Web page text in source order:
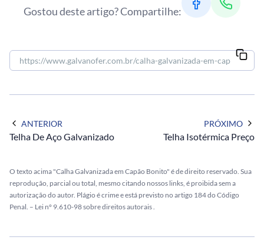
Gostou deste artigo? Compartilhe:
ANTERIOR
Telha De Aço Galvanizado
PRÓXIMO
Telha Isotérmica Preço
O texto acima "Calha Galvanizada em Capão Bonito" é de direito reservado. Sua
reprodução, parcial ou total, mesmo citando nossos links, é proibida sem a
autorização do autor. Plágio é crime e está previsto no artigo 184 do Código
Penal. – Lei n° 9.610-98 sobre direitos autorais